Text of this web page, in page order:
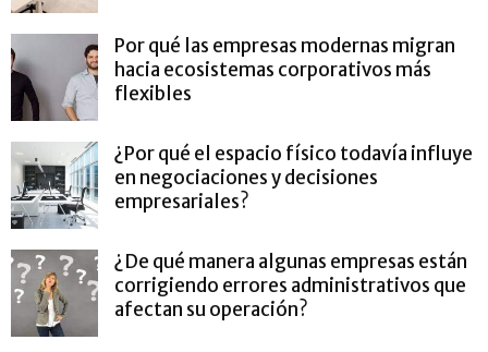
Por qué las empresas modernas migran
hacia ecosistemas corporativos más
flexibles
¿Por qué el espacio físico todavía influye
en negociaciones y decisiones
empresariales?
¿De qué manera algunas empresas están
corrigiendo errores administrativos que
afectan su operación?